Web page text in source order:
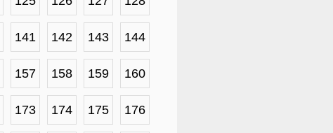
141 142 143 144
157 158 159 160
173 174 175 176